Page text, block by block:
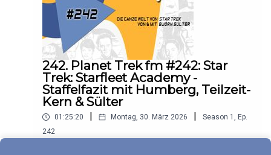
242. Planet Trek fm #242: Star
Trek: Starfleet Academy -
Staffelfazit mit Humberg, Teilzeit-
Kern & Sülter
01:25:20 | Montag, 30. März 2026 | Season 1 , Ep.
242